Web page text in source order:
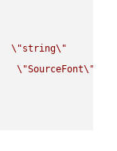
\"string\"
{ \"SourceFont\"